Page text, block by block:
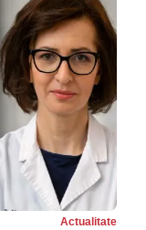
Actualitate